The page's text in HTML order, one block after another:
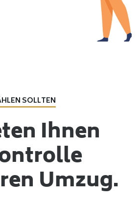
SOLLTEN
Ihnen
Umzug.